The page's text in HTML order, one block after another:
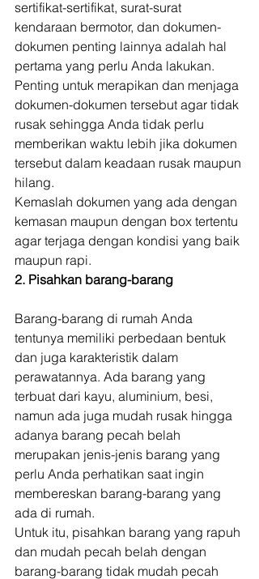
sertifikat-sertifikat, surat-surat
kendaraan bermotor, dan dokumen-
dokumen penting lainnya adalah hal
pertama yang perlu Anda lakukan.
Penting untuk merapikan dan menjaga
dokumen-dokumen tersebut agar tidak
rusak sehingga Anda tidak perlu
memberikan waktu lebih jika dokumen
tersebut dalam keadaan rusak maupun
hilang.
Kemaslah dokumen yang ada dengan
kemasan maupun dengan box tertentu
agar terjaga dengan kondisi yang baik
maupun rapi.
2. Pisahkan barang-barang
Barang-barang di rumah Anda
tentunya memiliki perbedaan bentuk
dan juga karakteristik dalam
perawatannya. Ada barang yang
terbuat dari kayu, aluminium, besi,
namun ada juga mudah rusak hingga
adanya barang pecah belah
merupakan jenis-jenis barang yang
perlu Anda perhatikan saat ingin
membereskan barang-barang yang
ada di rumah.
Untuk itu, pisahkan barang yang rapuh
dan mudah pecah belah dengan
barang-barang tidak mudah pecah